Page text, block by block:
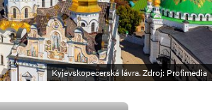
Kyjevskopečerská lávra. Zdroj: Profimedia